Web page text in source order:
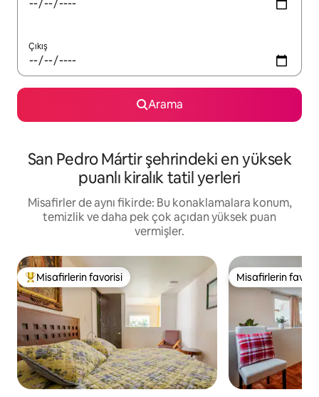
Çıkış
Arama
San Pedro Mártir şehrindeki en yüksek
puanlı kiralık tatil yerleri
Misafirler de aynı fikirde: Bu konaklamalara konum,
temizlik ve daha pek çok açıdan yüksek puan
vermişler.
Misafirlerin favorilerinden en beğenilenler arasında
Misafirlerin favorisi Misafirlerin
Misafirlerin